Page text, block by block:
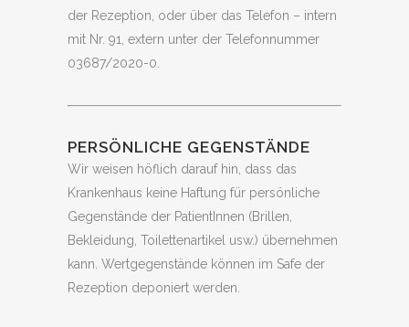
der Rezeption, oder über das Telefon – intern
mit Nr. 91, extern unter der Telefonnummer
03687/2020-0.
PERSÖNLICHE GEGENSTÄNDE
Wir weisen höflich darauf hin, dass das
Krankenhaus keine Haftung für persönliche
Gegenstände der PatientInnen (Brillen,
Bekleidung, Toilettenartikel usw.) übernehmen
kann. Wertgegenstände können im Safe der
Rezeption deponiert werden.